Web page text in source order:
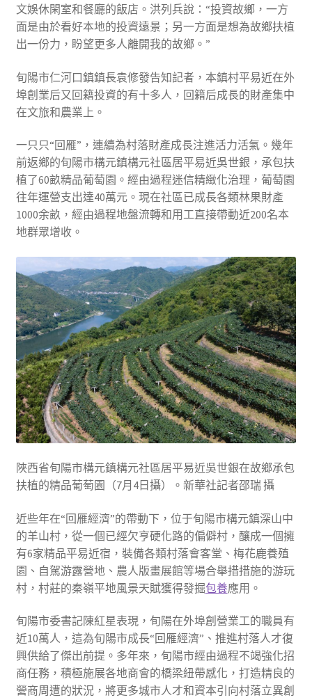
文娛休閑室和餐廳的飯店。洪列兵說：“投資故鄉，一方
面是由於看好本地的投資遠景；另一方面是想為故鄉扶植
出一份力，盼望更多人離開我的故鄉。”
旬陽市仁河口鎮鎮長袁修發告知記者，本鎮村平易近在外
埠創業后又回籍投資的有十多人，回籍后成長的財產集中
在文旅和農業上。
一只只“回雁”，連續為村落財產成長注進活力活氣。幾年
前返鄉的旬陽市構元鎮構元社區居平易近吳世銀，承包扶
植了60畝精品葡萄園。經由過程迷信精緻化治理，葡萄園
往年運營支出達40萬元。現在社區已成長各類林果財產
1000余畝，經由過程地盤流轉和用工直接帶動近200名本
地群眾增收。
陜西省旬陽市構元鎮構元社區居平易近吳世銀在故鄉承包
扶植的精品葡萄園（7月4日攝）。新華社記者邵瑞 攝
近些年在“回雁經濟”的帶動下，位于旬陽市構元鎮深山中
的羊山村，從一個已經欠亨硬化路的偏僻村，釀成一個擁
有6家精品平易近宿，裝備各類村落會客堂、梅花鹿養殖
園、自駕游露營地、農人版畫展館等場合舉措措施的游玩
村，村莊的秦嶺平地風景天賦獲得發掘包養應用。
旬陽市委書記陳紅星表現，旬陽在外埠創營業工的職員有
近10萬人，這為旬陽市成長“回雁經濟”、推進村落人才復
興供給了傑出前提。多年來，旬陽市經由過程不竭強化招
商任務，積極施展各地商會的橋梁紐帶感化，打造精良的
營商周遭的狀況，將更多城市人才和資本引向村落立異創